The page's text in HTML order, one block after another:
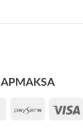
APMAKSA
MasterCardPaysera